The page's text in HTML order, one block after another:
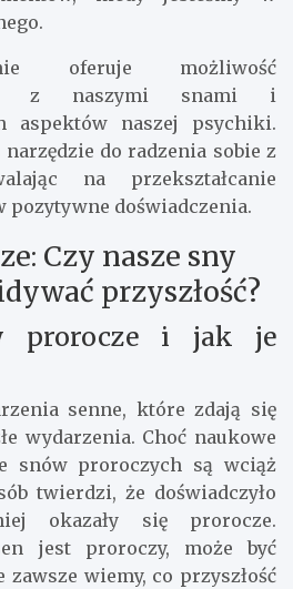
oferuje możliwość
z naszymi snami i
aspektów naszej psychiki.
do radzenia sobie z
na przekształcanie
pozytywne doświadczenia.
Czy nasze sny
przyszłość?
prorocze i jak je
senne, które zdają się
wydarzenia. Choć naukowe
snów proroczych są wciąż
twierdzi, że doświadczyło
okazały się prorocze.
jest proroczy, może być
wiemy, co przyszłość